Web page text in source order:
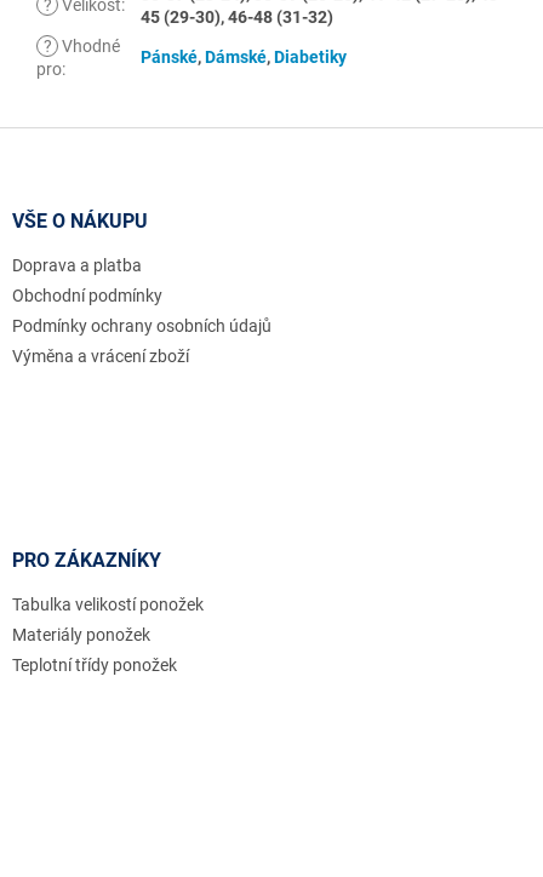
? Velikost:
45 (29-30), 46-48 (31-32)
? Vhodné
pro:
Pánské,Dámské,Diabetiky
VŠE O NÁKUPU
Doprava a platba
Obchodní podmínky
Podmínky ochrany osobních údajů
Výměna a vrácení zboží
PRO ZÁKAZNÍKY
Tabulka velikostí ponožek
Materiály ponožek
Teplotní třídy ponožek